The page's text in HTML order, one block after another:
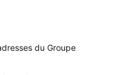
du Groupe